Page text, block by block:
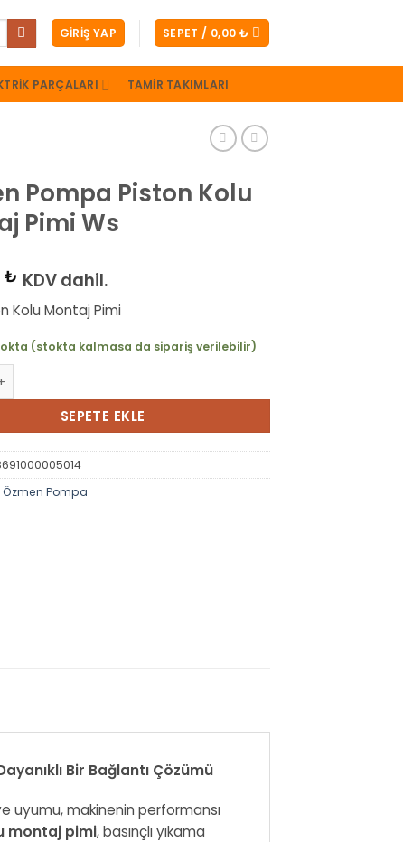
GIRIŞ YAP SEPET / 0,00 ₺
PARÇALARI TAMIR TAKIMLARI
Pompa Piston Kolu
Pimi Ws
₺ KDV dahil.
Kolu Montaj Pimi
(stokta kalmasa da sipariş verilebilir)
Piston Kolu Montaj Pimi Ws adet
SEPETE EKLE
Özmen Pompa
Bir Bağlantı Çözümü
uyumu, makinenin performansı
montaj pimi, basınçlı yıkama